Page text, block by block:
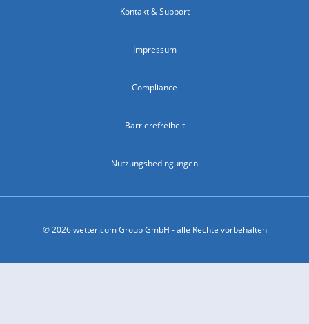
Kontakt & Support
Impressum
Compliance
Barrierefreiheit
Nutzungsbedingungen
© 2026 wetter.com Group GmbH - alle Rechte vorbehalten